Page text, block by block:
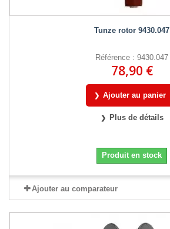
Tunze rotor 9430.047
Référence : 9430.047
78,90 €
Ajouter au panier
Plus de détails
Produit en stock
Ajouter au comparateur